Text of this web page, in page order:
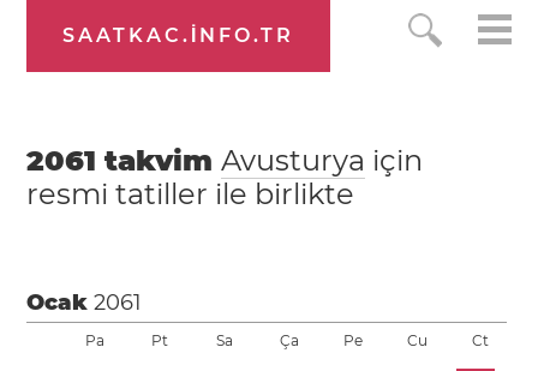
SAATKAC.INFO.TR
2061 takvimAvusturya için
resmi tatiller ile birlikte
Ocak2061
Pa Pt Sa Ça Pe Cu Ct